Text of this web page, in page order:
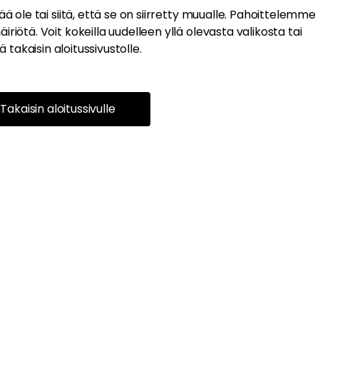
ole tai siitä, että se on siirretty muualle. Pahoittelemme
Voit kokeilla uudelleen yllä olevasta valikosta tai
takaisin aloitussivustolle.
Takaisin aloitussivulle